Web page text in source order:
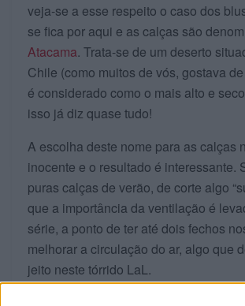
veja-se a esse respeito o caso dos
se fica por aqui e as calças são
Atacama. Trata-se de um deserto
Chile (como muitos de vós, gostava
é considerado como o mais alto e
isso já diz quase tudo!
A escolha deste nome para as calças
inocente e o resultado é interessante.
puras calças de verão, de corte algo
que a importância da ventilação é
série, a ponto de ter até dois fechos
melhorar a circulação do ar, algo que
jeito neste tórrido LaL.